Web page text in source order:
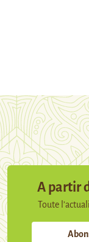
A partir
Toute